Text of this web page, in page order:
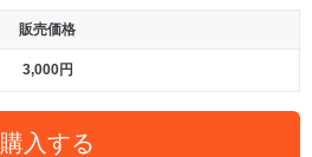
販売価格
3,000円
購入する